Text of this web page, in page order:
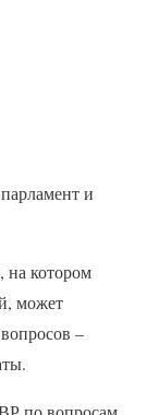
и
на котором
может
–